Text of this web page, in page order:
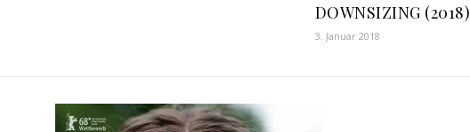
DOWNSIZING (2018)
3. Januar 2018